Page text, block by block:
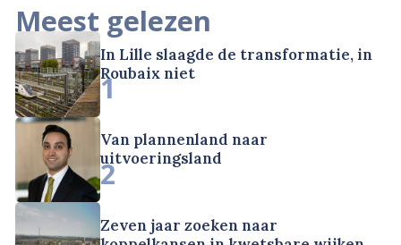
Meest gelezen
In Lille slaagde de transformatie, in
Roubaix niet
1
Van plannenland naar
uitvoeringsland
2
Zeven jaar zoeken naar